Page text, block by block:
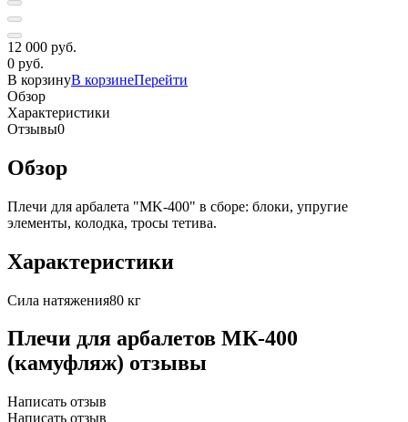
12 000 руб.
0 руб.
В корзинуВ корзинеПерейти
Обзор
Характеристики
Отзывы0
Обзор
Плечи для арбалета "MK-400" в сборе: блоки, упругие
элементы, колодка, тросы тетива.
Характеристики
Сила натяжения80 кг
Плечи для арбалетов МК-400
(камуфляж) отзывы
Написать отзыв
Написать отзыв